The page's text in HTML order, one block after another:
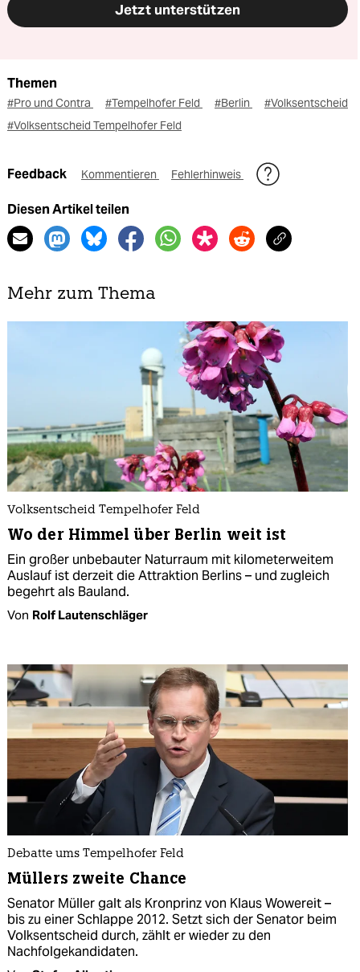
Jetzt unterstützen
Themen
#Pro und Contra #Tempelhofer Feld #Berlin
#Volksentscheid
#Volksentscheid Tempelhofer Feld
Feedback Kommentieren Fehlerhinweis
Diesen Artikel teilen
Mehr zum Thema
Volksentscheid Tempelhofer Feld
Wo der Himmel über Berlin weit ist
Ein großer unbebauter Naturraum mit kilometerweitem
Auslauf ist derzeit die Attraktion Berlins – und zugleich
begehrt als Bauland.
Von Rolf Lautenschläger
Debatte ums Tempelhofer Feld
Müllers zweite Chance
Senator Müller galt als Kronprinz von Klaus Wowereit –
bis zu einer Schlappe 2012. Setzt sich der Senator beim
Volksentscheid durch, zählt er wieder zu den
Nachfolgekandidaten.